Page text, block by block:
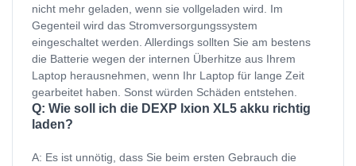
nicht mehr geladen, wenn sie vollgeladen wird. Im
Gegenteil wird das Stromversorgungssystem
eingeschaltet werden. Allerdings sollten Sie am bestens
die Batterie wegen der internen Überhitze aus Ihrem
Laptop herausnehmen, wenn Ihr Laptop für lange Zeit
gearbeitet haben. Sonst würden Schäden entstehen.
Q: Wie soll ich die DEXP lxion XL5 akku richtig
laden?
A: Es ist unnötig, dass Sie beim ersten Gebrauch die